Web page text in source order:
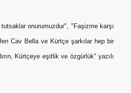
onurumuzdur", "Faşizme karşı
Cav Bella ve Kürtçe şarkılar hep bir
Kürtçeye eşitlik ve özgürlük" yazılı